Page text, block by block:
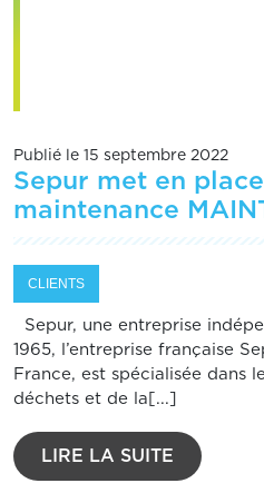
Publié le 15 septembre 2022
Sepur met en
maintenance
CLIENTS
Sepur, une entreprise
1965, l’entreprise française
France, est spécialisée dans
déchets et de la[...]
LIRE LA SUITE